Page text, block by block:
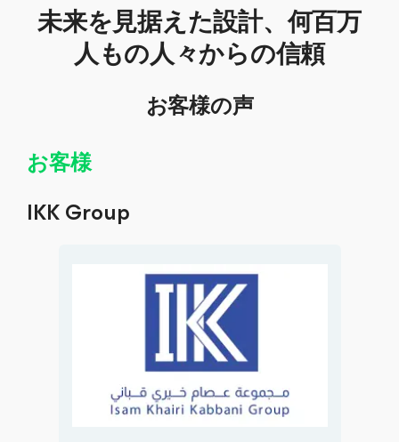
未来を見据えた設計、何百万
人もの人々からの信頼
お客様の声
お客様
IKK Group